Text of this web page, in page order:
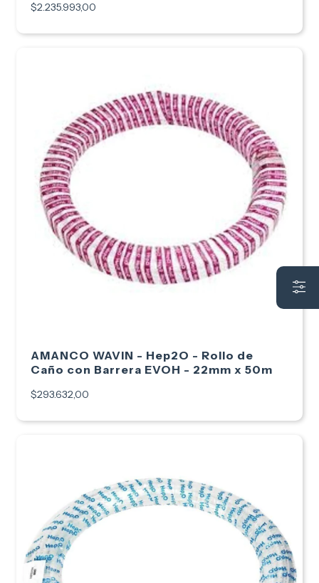
$2.235.993,00
AMANCO WAVIN - Hep2O - Rollo de
Caño con Barrera EVOH - 22mm x 50m
$293.632,00